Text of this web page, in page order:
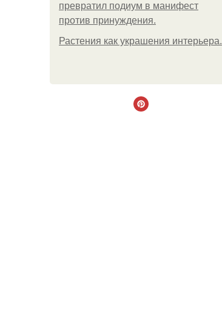
превратил подиум в манифест
против принуждения.
Растения как украшения интерьера.